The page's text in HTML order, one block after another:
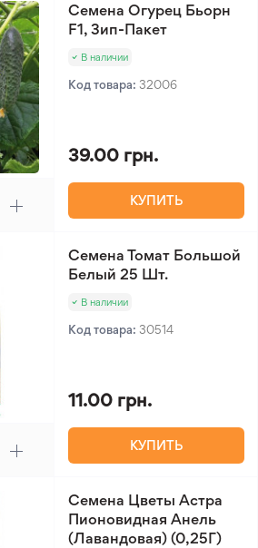
Семена Огурец Бьорн
F1, Зип-Пакет
В наличии
Код товара: 32006
39.00 грн.
КУПИТЬ
Семена Томат Большой
Белый 25 Шт.
В наличии
Код товара: 30514
11.00 грн.
КУПИТЬ
Семена Цветы Астра
Пионовидная Анель
(Лавандовая) (0,25Г)